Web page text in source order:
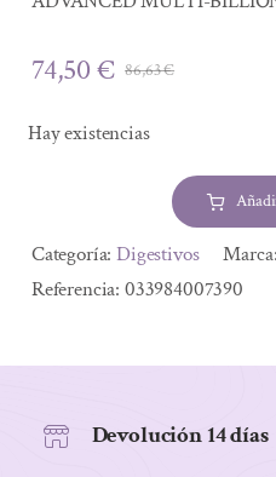
86,63€El
era:
86,63 €.
74,50€
El
es:
74,50 €.
Hay existencias
ADVANCED
MULTI-
BILLION
cantidad
Alternative:
Categoría:Digestivos
Referencia: 033984007390
Devolución 14 días